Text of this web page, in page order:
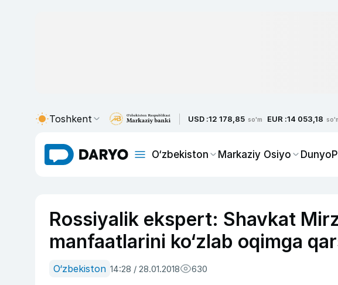
Toshkent USD :12 178,85 so'm EUR :14 053,18
O‘zbekiston Markaziy Osiyo Dunyo
Rossiyalik ekspert: Shavkat
manfaatlarini ko‘zlab oqimga
O‘zbekiston 14:28 / 28.01.2018 630